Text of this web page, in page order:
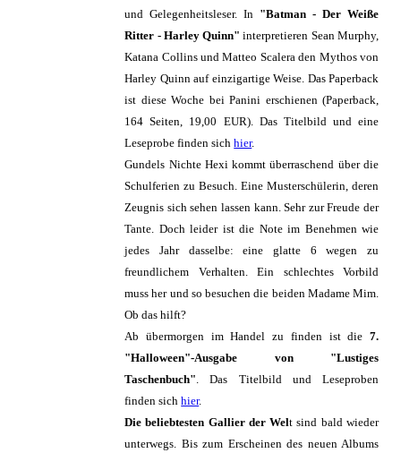
und Gelegenheitsleser. In "Batman - Der Weiße
Ritter - Harley Quinn" interpretieren Sean Murphy,
Katana Collins und Matteo Scalera den Mythos von
Harley Quinn auf einzigartige Weise. Das Paperback
ist diese Woche bei Panini erschienen (Paperback,
164 Seiten, 19,00 EUR). Das Titelbild und eine
Leseprobe finden sichhier.
Gundels Nichte Hexi kommt überraschend über die
Schulferien zu Besuch. Eine Musterschülerin, deren
Zeugnis sich sehen lassen kann. Sehr zur Freude der
Tante. Doch leider ist die Note im Benehmen wie
jedes Jahr dasselbe: eine glatte 6 wegen zu
freundlichem Verhalten. Ein schlechtes Vorbild
muss her und so besuchen die beiden Madame Mim.
Ob das hilft?
Ab übermorgen im Handel zu finden ist die 7.
"Halloween"-Ausgabe von "Lustiges
Taschenbuch" . Das Titelbild und Leseproben
finden sichhier.
Die beliebtesten Gallier der Welt sind bald wieder
unterwegs. Bis zum Erscheinen des neuen Albums